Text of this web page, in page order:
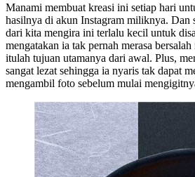
Manami membuat kreasi ini setiap hari
hasilnya di akun Instagram miliknya. Dan
dari kita mengira ini terlalu kecil untuk
mengatakan ia tak pernah merasa
itulah tujuan utamanya dari awal. Plus,
sangat lezat sehingga ia nyaris tak dapat
mengambil foto sebelum mulai